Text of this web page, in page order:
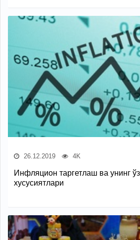
26.12.2019 4K
Инфляцион таргетлаш ва унинг
хусусиятлари